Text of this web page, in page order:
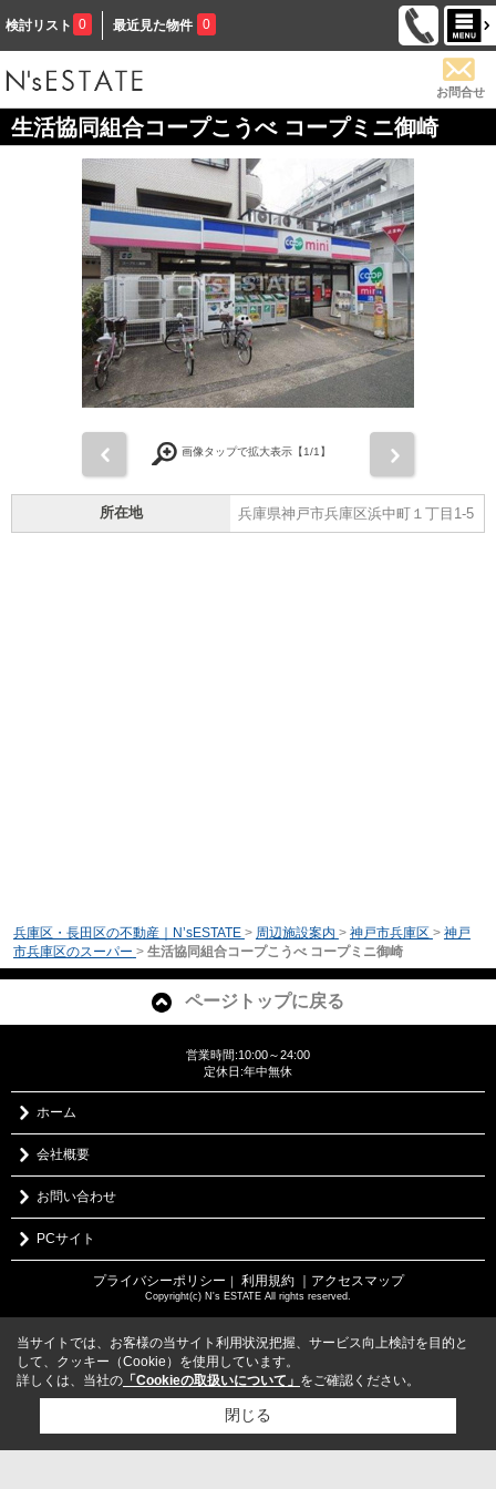
検討リスト 0 最近見た物件 0
お問合せ
生活協同組合コープこうべ コープミニ御崎
画像タップで拡大表示【1/1】
所在地 兵庫県神戸市兵庫区浜中町１丁目1-5
兵庫区・長田区の不動産｜N’sESTATE > 周辺施設案内 > 神戸市兵庫区 > 神戸
市兵庫区のスーパー > 生活協同組合コープこうべ コープミニ御崎
ページトップに戻る
営業時間:10:00～24:00
定休日:年中無休
ホーム
会社概要
お問い合わせ
PCサイト
プライバシーポリシー ｜ 利用規約 ｜アクセスマップ
Copyright(c) N's ESTATE All rights reserved.
当サイトでは、お客様の当サイト利用状況把握、サービス向上検討を目的と
して、クッキー（Cookie）を使用しています。
詳しくは、当社の 「Cookieの取扱いについて」 をご確認ください。
閉じる